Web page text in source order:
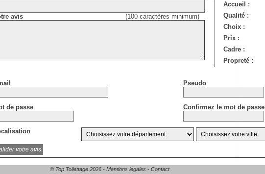
avis (100 caractères minimum)
Accueil :
Qualité :
Choix :
Prix :
Cadre :
Propreté :
Pseudo
de passe Confirmez le mot de passe
© Top Toilettage 2026 - Mentions légales - Contact